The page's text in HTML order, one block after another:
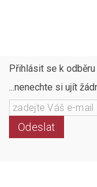
Přihlásit se k
...nenechte si ujít
Odeslat